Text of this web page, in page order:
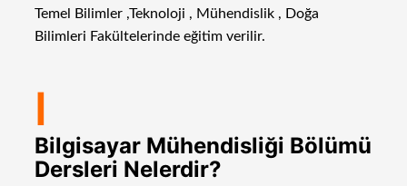
Temel Bilimler ,Teknoloji , Mühendislik , Doğa
Bilimleri Fakültelerinde eğitim verilir.
I
Bilgisayar Mühendisliği Bölümü
Dersleri Nelerdir?